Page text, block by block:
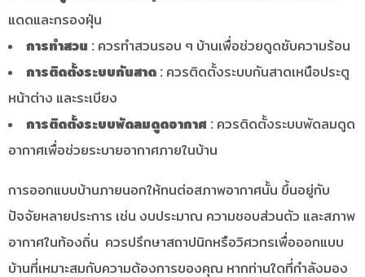
แดดและกรองฝุ่น
การทำสวน : ควรทำสวนรอบ ๆ บ้านเพื่อช่วยดูดซับความร้อน
การติดตั้งระบบกันสาด : ควรติดตั้งระบบกันสาดเหนือประตู
หน้าต่าง และระเบียง
การติดตั้งระบบพัดลมดูดอากาศ : ควรติดตั้งระบบพัดลมดูด
อากาศเพื่อช่วยระบายอากาศภายในบ้าน
การออกแบบบ้านภายนอกให้ทนต่อสภาพอากาศนั้น ขึ้นอยู่กับ
ปัจจัยหลายประการ เช่น งบประมาณ ความชอบส่วนตัว และสภาพ
อากาศในท้องถิ่น ควรปรึกษาสถาปนิกหรือวิศวกรเพื่อออกแบบ
บ้านที่เหมาะสมกับความต้องการของคุณ หากท่านใดที่กำลังมอง